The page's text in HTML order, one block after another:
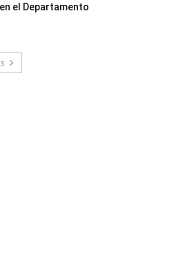
el Departamento